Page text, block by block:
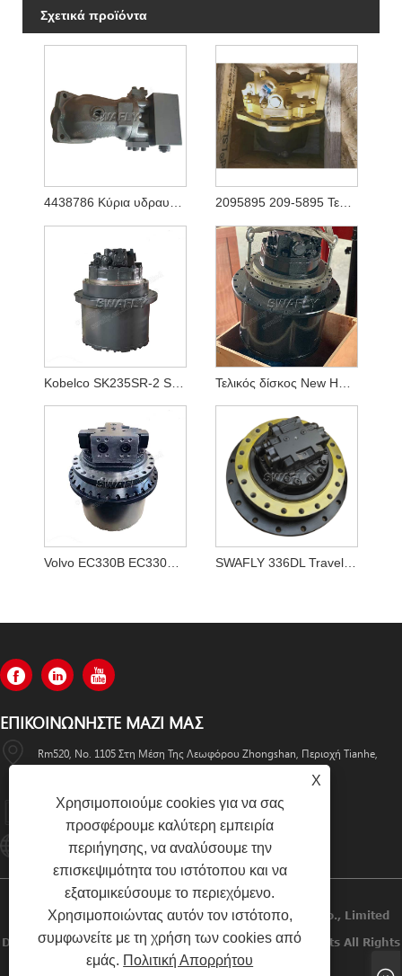
Σχετικά προϊόντα
Volvo EC330B EC330BLC Τελική διάταξη κίνησης VOE 14528281, VOE14528281 SWAFLY 336DL Travel Motor Assy 355-5668 3555668
ΕΠΙΚΟΙΝΩΝΉΣΤΕ ΜΑΖΊ ΜΑΣ
Rm520, No. 1105 Στη Μέση Της Λεωφόρου Zhongshan, Περιοχή Tianhe,
+86-13501533176
Sales01@swaflyexcavator.cn
Πνευματικά Δικαιώματα © 2022 Swafly Machinery Co., Limited
Diesel Engines, Cabin Excavator, Excavator Engine Parts All Rights
Reserved.
X
Χρησιμοποιούμε cookies για να σας
προσφέρουμε καλύτερη εμπειρία
περιήγησης, να αναλύσουμε την
επισκεψιμότητα του ιστότοπου και να
εξατομικεύσουμε το περιεχόμενο.
Χρησιμοποιώντας αυτόν τον ιστότοπο,
συμφωνείτε με τη χρήση των cookies από
εμάς. Πολιτική Απορρήτου